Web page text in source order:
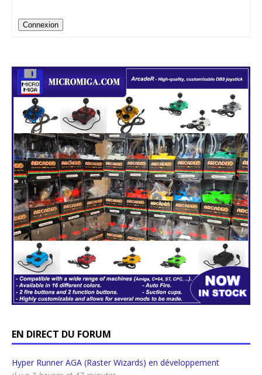
Connexion
EN DIRECT DU FORUM
Hyper Runner AGA (Raster Wizards) en développement